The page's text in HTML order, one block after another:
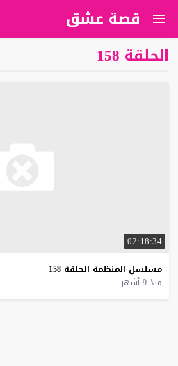
قصة عشق
الحلقة 158
02:18:34
مسلسل المنظمة الحلقة 158
منذ 9 أشهر